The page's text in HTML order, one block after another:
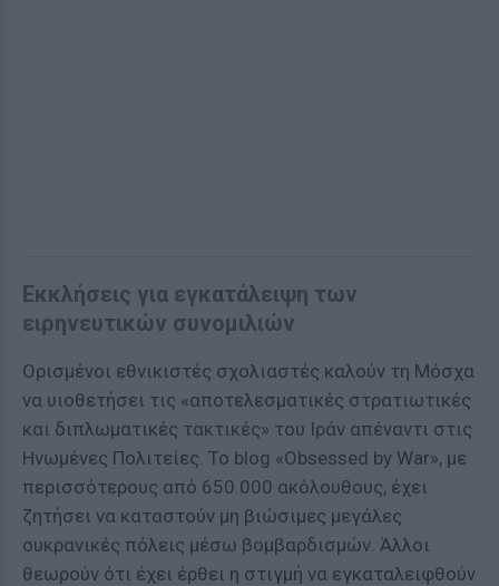
Εκκλήσεις για εγκατάλειψη των
ειρηνευτικών συνομιλιών
Ορισμένοι εθνικιστές σχολιαστές καλούν τη Μόσχα
να υιοθετήσει τις «αποτελεσματικές στρατιωτικές
και διπλωματικές τακτικές» του Ιράν απέναντι στις
Ηνωμένες Πολιτείες. Το blog «Obsessed by War», με
περισσότερους από 650.000 ακόλουθους, έχει
ζητήσει να καταστούν μη βιώσιμες μεγάλες
ουκρανικές πόλεις μέσω βομβαρδισμών. Άλλοι
θεωρούν ότι έχει έρθει η στιγμή να εγκαταλειφθούν